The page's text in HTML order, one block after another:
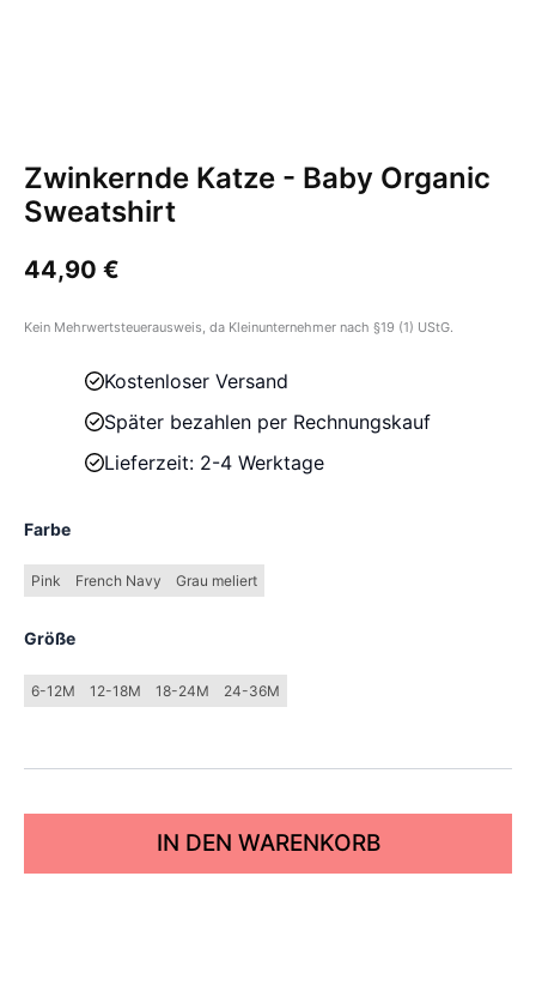
Zwinkernde Katze - Baby Organic
Sweatshirt
44,90 €
Kein Mehrwertsteuerausweis, da Kleinunternehmer nach §19 (1) UStG.
Kostenloser Versand
Später bezahlen per Rechnungskauf
Lieferzeit: 2-4 Werktage
Farbe
Pink French Navy Grau meliert
Größe
6-12M 12-18M 18-24M 24-36M
IN DEN WARENKORB